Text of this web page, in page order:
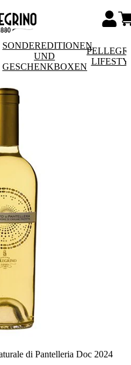
SONDEREDITIONEN
UND
GESCHENKBOXEN
di Pantelleria Doc 2024